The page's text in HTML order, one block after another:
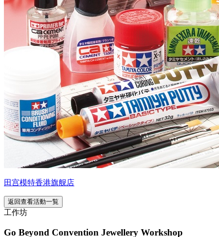
田宫模特香港旗舰店
返回查看活動一覧
工作坊
Go Beyond Convention Jewellery Workshop